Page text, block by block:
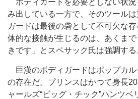
ボディガードを必要としない状況
み出している一方で、そのツール
ガードは最後の砦として不可欠な
体的な接触が生じるのは、あくま
きです」とスペサック氏は強調する
巨漢のボディガードはポップカル
の存在だ。プリンスはかつて身長
ャールズ“ビッグ・チック”ハンツベ